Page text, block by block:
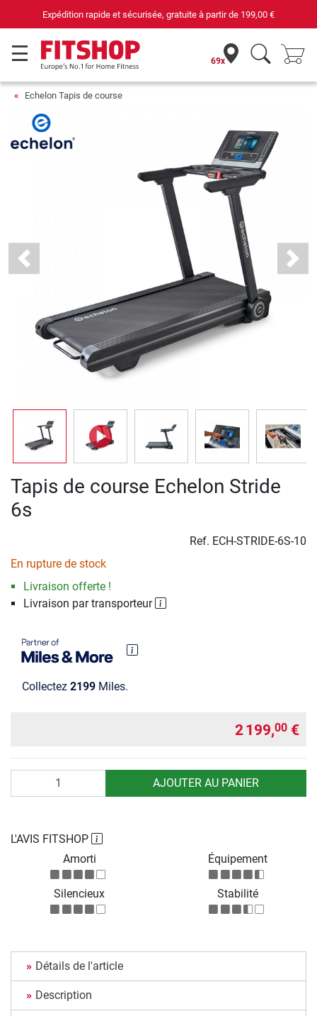
69 magasins avec 75 techniciens
69x
Echelon Tapis de course
Previous Next
Tapis de course Echelon Stride
6s
Ref. ECH-STRIDE-6S-10
En rupture de stock
Livraison offerte !
Livraison par transporteur
Collectez 2199 Miles.
2 199,00 €
AJOUTER AU PANIER
L'AVIS FITSHOP
Amorti
Équipement
Silencieux Stabilité
Détails de l'article
Description